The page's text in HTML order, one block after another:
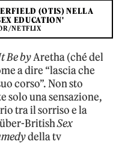
(OTIS) NELLA
EDUCATION'
NETFLIX
BebyAretha (ché del
a dire “lascia che
corso”. Non sto
solo una sensazione,
tra il sorriso e la
BritishSex
della tv